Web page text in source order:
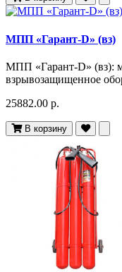
МПП «Гарант-D» (вз)
МПП «Гарант-D» (вз):
взрывозащищенное
25882.00 р.
В корзину